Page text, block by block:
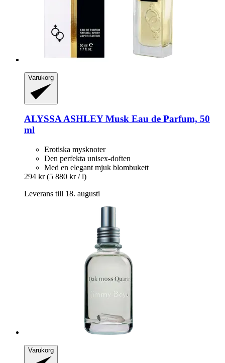
Varukorg
ALYSSA ASHLEYMusk Eau de Parfum, 50
ml
Erotiska mysknoter
Den perfekta unisex-doften
Med en elegant mjuk blombukett
294 kr (5 880 kr / l)
Leverans till 18. augusti
Varukorg